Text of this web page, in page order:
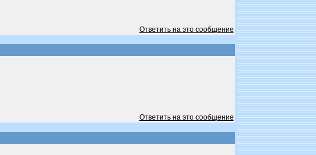
Ответить на это сообщение
Ответить на это сообщение